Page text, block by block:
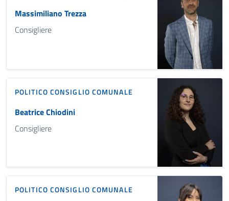
Massimiliano Trezza
Consigliere
POLITICO CONSIGLIO COMUNALE
Beatrice Chiodini
Consigliere
POLITICO CONSIGLIO COMUNALE